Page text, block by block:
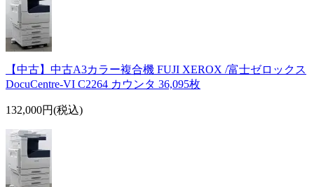
【中古】中古A3カラー複合機 FUJI XEROX /富士ゼロックス
DocuCentre-VI C2264 カウンタ 36,095枚
132,000円(税込)